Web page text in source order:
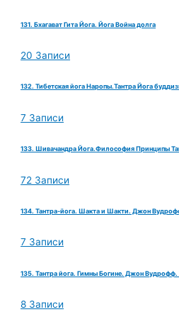
131. Бхагават Гита Йога. Йога Война долга
20 Записи
132. Тибетская йога Наропы.Тантра Йога
7 Записи
133. Шивачандра Йога.Философия Принципы
72 Записи
134. Тантра-йога. Шакта и Шакти. Джон
7 Записи
135. Тантра йога. Гимны Богине. Джон
8 Записи